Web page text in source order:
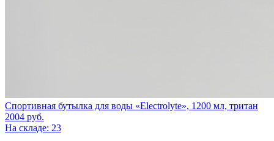
Спортивная бутылка для воды «Electrolyte», 1200 мл, тритан
2004 руб.
На складе: 23